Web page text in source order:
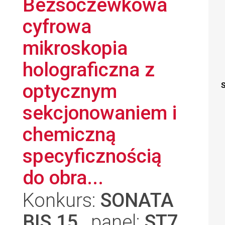
Bezsoczewkowa
cyfrowa
mikroskopia
holograficzna z
optycznym
sekcjonowaniem i
chemiczną
specyficznością
do obra...
Konkurs: SONATA